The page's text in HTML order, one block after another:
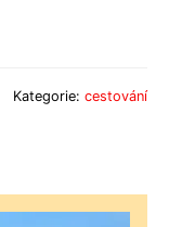
Kategorie: cestování